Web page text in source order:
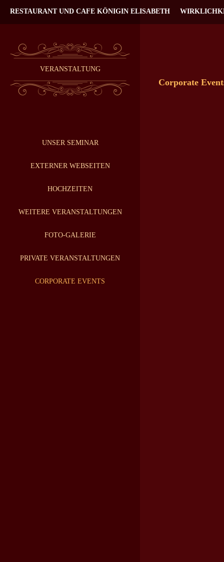
VERANSTALTUNG
UNSER SEMINAR
EXTERNER WEBSEITEN
HOCHZEITEN
WEITERE VERANSTALTUNGEN
FOTO-GALERIE
PRIVATE VERANSTALTUNGEN
CORPORATE EVENTS
Corporate
RESTAURANT UND CAFE KÖNIGIN ELISABETH